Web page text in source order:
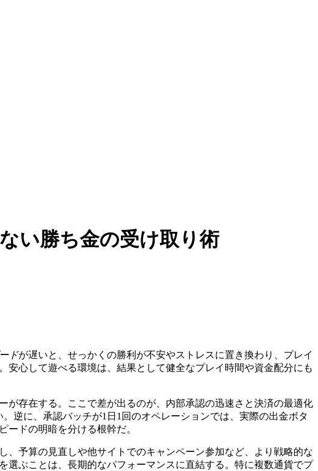
い勝ち金の受け取り術
ドが遅いと、せっかくの勝利が不安やストレスに置き換わり、プレイ
心して遊べる環境は、結果として健全なプレイ時間や資金配分にも
存在する。ここで差が出るのが、内部承認の迅速さと決済の最適化
逆に、承認バッチが1日1回のオペレーションでは、実際の出金ボタ
ードの明暗を分ける根幹だ。
予算の見直しや他サイトでのキャンペーン参加など、より戦略的な
選ぶことは、長期的なパフォーマンスに直結する。特に複数通貨でプ